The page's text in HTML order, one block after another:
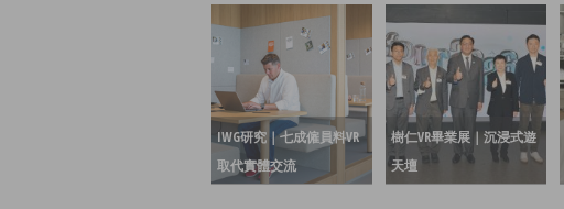
IWG研究｜七成僱員料VR
取代實體交流
樹仁VR畢業展｜沉浸式遊
天壇